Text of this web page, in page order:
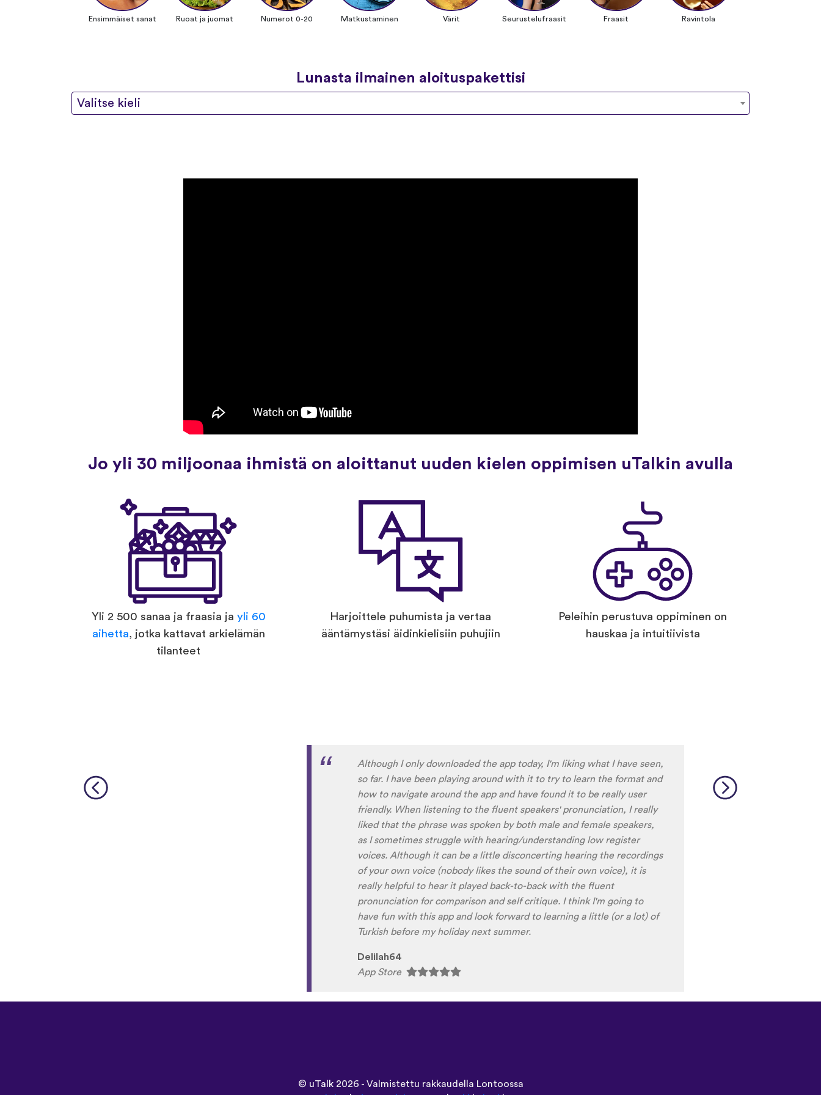
Ensimmäiset sanat Ruoat ja juomat Numerot 0-20 Matkustaminen Värit Seurustelufraasit Fraasit Ravintola
Lunasta ilmainen aloituspakettisi
Valitse kieli
Jo yli 30 miljoonaa ihmistä on aloittanut uuden kielen oppimisen uTalkin avulla
Yli 2 500 sanaa ja fraasia ja yli 60
aihetta, jotka kattavat arkielämän
tilanteet
Harjoittele puhumista ja vertaa
ääntämystäsi äidinkielisiin puhujiin
Peleihin perustuva oppiminen on
hauskaa ja intuitiivista
Although I only downloaded the app today, I'm liking what I have seen,
so far. I have been playing around with it to try to learn the format and
how to navigate around the app and have found it to be really user
friendly. When listening to the fluent speakers' pronunciation, I really
liked that the phrase was spoken by both male and female speakers,
as I sometimes struggle with hearing/understanding low register
voices. Although it can be a little disconcerting hearing the recordings
of your own voice (nobody likes the sound of their own voice), it is
really helpful to hear it played back-to-back with the fluent
pronunciation for comparison and self critique. I think I'm going to
have fun with this app and look forward to learning a little (or a lot) of
Turkish before my holiday next summer.
Delilah64
App Store
© uTalk2026 - Valmistettu rakkaudella Lontoossa